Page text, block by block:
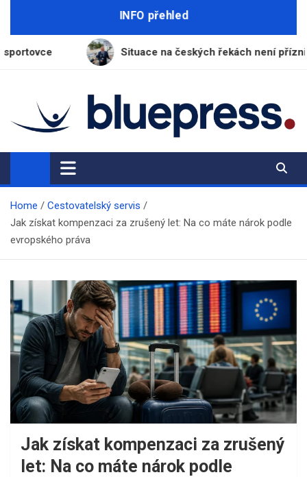
INFO přehled
Situace na českých řekách není příznivá, varuje
BluePress.cz
Seriózní průvodce moderním životem
Home
Cestovatelský servis
Jak získat kompenzaci za zrušený let: Na co máte nárok podle
evropského práva
Jak získat kompenzaci za zrušený
let: Na co máte nárok podle